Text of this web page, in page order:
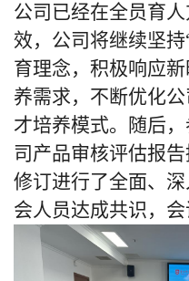
公司已经在全员育
效，公司将继续坚
育理念，积极响应
养需求，不断优化
才培养模式。随后
司产品审核评估报
修订进行了全面、
会人员达成共识，会